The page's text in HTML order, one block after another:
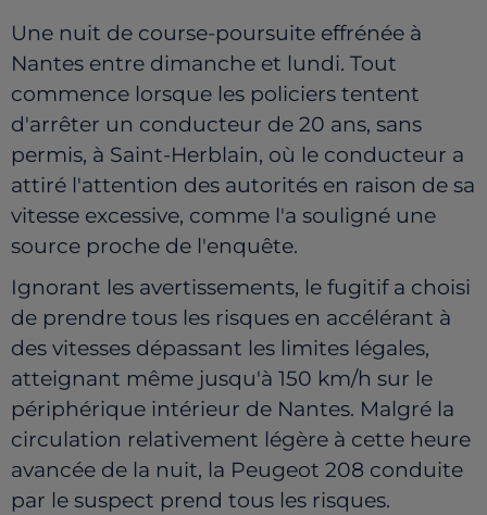
Une nuit de course-poursuite effrénée à
Nantes entre dimanche et lundi. Tout
commence lorsque les policiers tentent
d'arrêter un conducteur de 20 ans, sans
permis, à Saint-Herblain, où le conducteur a
attiré l'attention des autorités en raison de sa
vitesse excessive, comme l'a souligné une
source proche de l'enquête.
Ignorant les avertissements, le fugitif a choisi
de prendre tous les risques en accélérant à
des vitesses dépassant les limites légales,
atteignant même jusqu'à 150 km/h sur le
périphérique intérieur de Nantes. Malgré la
circulation relativement légère à cette heure
avancée de la nuit, la Peugeot 208 conduite
par le suspect prend tous les risques.